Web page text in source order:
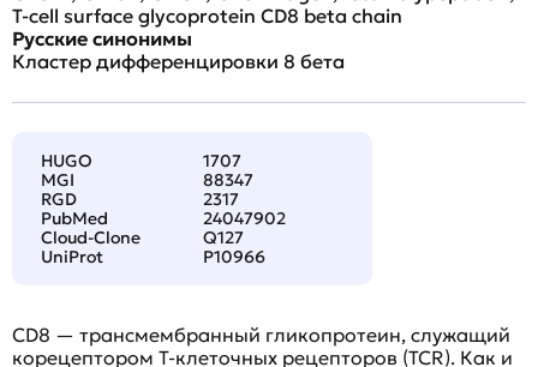
T-cell surface glycoprotein CD8 beta chain
Русские синонимы
Кластер дифференцировки 8 бета
HUGO
1707
MGI
88347
RGD
2317
PubMed
24047902
Cloud-Clone
Q127
UniProt
P10966
CD8 — трансмембранный гликопротеин, служащий
корецептором Т-клеточных рецепторов (TCR). Как и